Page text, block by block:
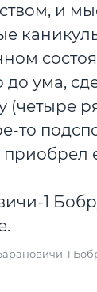
и
до ума,
то
приобрел
1